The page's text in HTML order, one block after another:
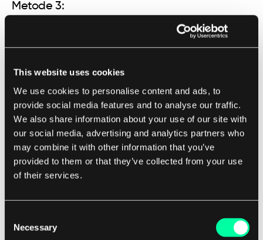
This website uses cookies
We use cookies to personalise content and ads, to
provide social media features and to analyse our traffic.
We also share information about your use of our site with
our social media, advertising and analytics partners who
may combine it with other information that you’ve
provided to them or that they’ve collected from your use
of their services.
Selection
Necessary
Metode 3:
containere, kan du stoppe en container ved å
slette den tilsvarende podden. Du kan liste opp
alle podder i et navnrom ved å bruke følgende
kommando:
kubectl get pods
Når du har identifisert podden du vil stoppe, kan
du slette den ved å bruke følgende kommando: